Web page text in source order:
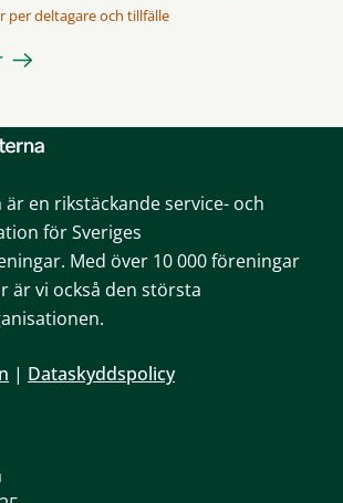
per deltagare och tillfälle
en rikstäckande service- och
för Sveriges
Med över 10 000 föreningar
är vi också den största
| Dataskyddspolicy